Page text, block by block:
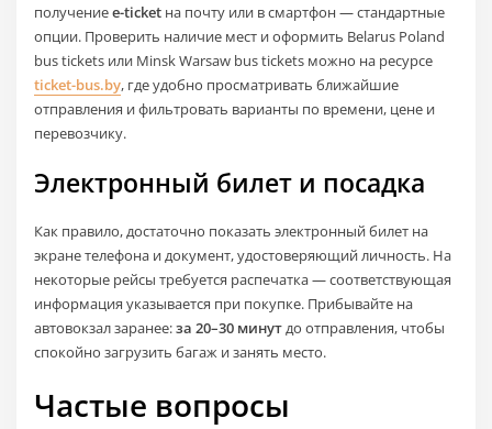
получениеe-ticket на почту или в смартфон — стандартные
опции. Проверить наличие мест и оформить Belarus Poland
bus tickets или Minsk Warsaw bus tickets можно на ресурсе
ticket-bus.by, где удобно просматривать ближайшие
отправления и фильтровать варианты по времени, цене и
перевозчику.
Электронный билет и посадка
Как правило, достаточно показать электронный билет на
экране телефона и документ, удостоверяющий личность. На
некоторые рейсы требуется распечатка — соответствующая
информация указывается при покупке. Прибывайте на
автовокзал заранее:за 20–30 минутдо отправления, чтобы
спокойно загрузить багаж и занять место.
Частые вопросы